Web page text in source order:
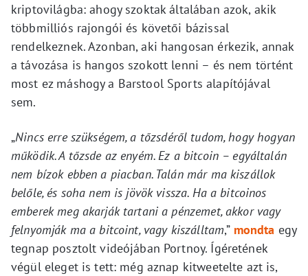
kriptovilágba: ahogy szoktak általában azok, akik
többmilliós rajongói és követői bázissal
rendelkeznek. Azonban, aki hangosan érkezik, annak
a távozása is hangos szokott lenni – és nem történt
most ez máshogy a Barstool Sports alapítójával
sem.
„Nincs erre szükségem, a tőzsdéről tudom, hogy hogyan
működik. A tőzsde az enyém. Ez a bitcoin – egyáltalán
nem bízok ebben a piacban. Talán már ma kiszállok
belőle, és soha nem is jövök vissza. Ha a bitcoinos
emberek meg akarják tartani a pénzemet, akkor vagy
felnyomják ma a bitcoint, vagy kiszálltam,” mondta egy
tegnap posztolt videójában Portnoy. Ígéretének
végül eleget is tett: még aznap kitweetelte azt is,